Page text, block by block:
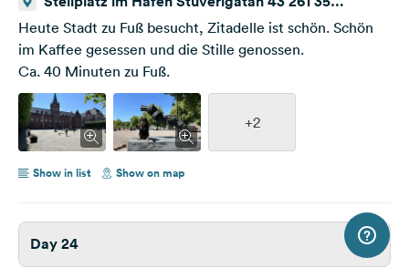
Landskrona
Heute Stadt zu Fuß besucht, Zitadelle ist schön. Schön
im Kaffee gesessen und die Stille genossen.
Ca. 40 Minuten zu Fuß.
+2
Show in list Show on map
Day 24